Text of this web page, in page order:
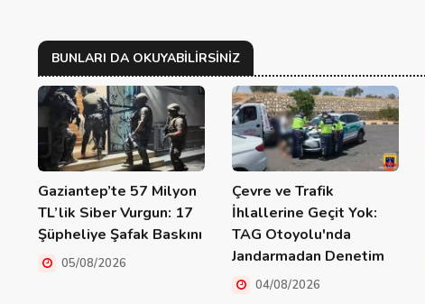
BUNLARI DA OKUYABILIRSINIZ
Gaziantep’te 57 Milyon
TL’lik Siber Vurgun: 17
Şüpheliye Şafak Baskını
05/08/2026
Çevre ve Trafik
İhlallerine Geçit Yok:
TAG Otoyolu'nda
Jandarmadan Denetim
04/08/2026